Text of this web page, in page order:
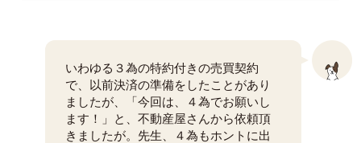
いわゆる３為の特約付きの売買契約
で、以前決済の準備をしたことがあり
ましたが、「今回は、４為でお願いし
ます！」と、不動産屋さんから依頼頂
きましたが。先生、４為もホントに出